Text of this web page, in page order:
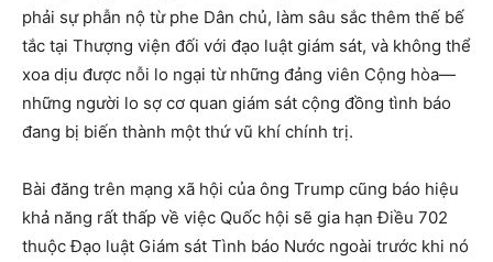
phải sự phẫn nộ từ phe Dân chủ, làm sâu sắc thêm thế bế
tắc tại Thượng viện đối với đạo luật giám sát, và không thể
xoa dịu được nỗi lo ngại từ những đảng viên Cộng hòa—
những người lo sợ cơ quan giám sát cộng đồng tình báo
đang bị biến thành một thứ vũ khí chính trị.
Bài đăng trên mạng xã hội của ông Trump cũng báo hiệu
khả năng rất thấp về việc Quốc hội sẽ gia hạn Điều 702
thuộc Đạo luật Giám sát Tình báo Nước ngoài trước khi nó